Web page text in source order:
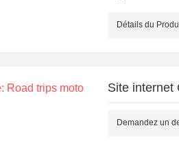
Détails du
Site internet
Demandez un